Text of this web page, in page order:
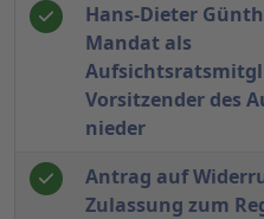
Hans-Dieter
Mandat als
Vorsitzender des
nieder
Antrag auf
Zulassung zum